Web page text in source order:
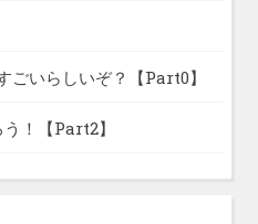
ごいらしいぞ？【Part0】
！【Part2】